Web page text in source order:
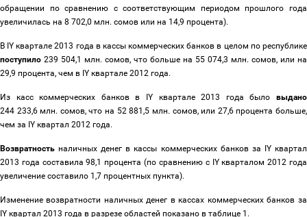
обращении по сравнению с соответствующим периодом прошлого года
увеличилась на 8 702,0 млн. сомов или на 14,9 процента).
В IY квартале 2013 года в кассы коммерческих банков в целом по республике
поступило 239 504,1 млн. сомов, что больше на 55 074,3 млн. сомов, или на
29,9 процента, чем в IY квартале 2012 года.
Из касс коммерческих банков в IY квартале 2013 года было выдано
244 233,6 млн. сомов, что на 52 881,5 млн. сомов, или 27,6 процента больше,
чем за IY квартал 2012 года.
Возвратность наличных денег в кассы коммерческих банков за IY квартал
2013 года составила 98,1 процента (по сравнению с IY кварталом 2012 года
увеличение составило 1,7 процентных пункта).
Изменение возвратности наличных денег в кассах коммерческих банков за
IY квартал 2013 года в разрезе областей показано в таблице 1.